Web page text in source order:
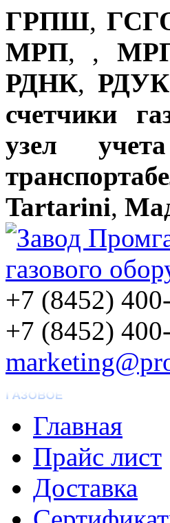
ГРПШ,
МРП, ,
РДНК, РДУК
счетчики
узел
Tartarini,
+7 (8452)
+7 (8452)
Главная
Прайс лист
Доставка